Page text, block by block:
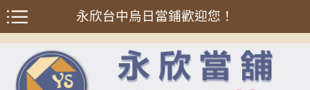
永欣台中烏日當鋪歡迎您！